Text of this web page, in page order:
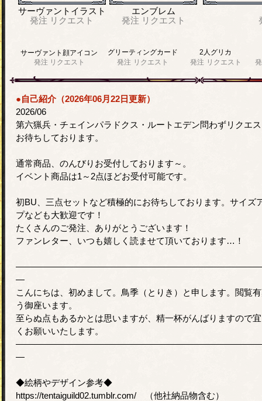
サーヴァントイラスト
発注 リクエスト
エンブレム
発注 リクエスト
サーヴァント顔アイコン
発注 リクエスト
グリーティングカード
発注 リクエスト
2人グリカ
発注 リクエスト
●自己紹介（2026年06月22日更新）
2026/06
第六猟兵・チェインパラドクス・ルートエデン問わずリクエ
お待ちしております。
通常商品、のんびりお受付しております～。
イベント商品は1～2点ほどお受付可能です。
初BU、三点セットなど積極的にお待ちしております。サイズ
プなども大歓迎です！
たくさんのご発注、ありがとうございます！
ファンレター、いつも嬉しく読ませて頂いております…！
―
こんにちは、初めまして。鳥季（とりき）と申します。閲覧
う御座います。
至らぬ点もあるかとは思いますが、精一杯がんばりますので
くお願いいたします。
―
◆絵柄やデザイン参考◆
https://tentaiguild02.tumblr.com/ （他社納品物含む）